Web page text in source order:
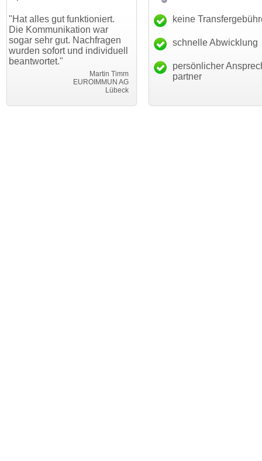
gut funktioniert.
war
gut. Nachfragen
und individuell
EUROIMMUN AG
"Danke für den schnellen
Transfer und guten Service!"
Thomas Schäfer
i can eckert communication GmbH
"Ich
haben.
mein
keine
schnelle Abwicklung
persönlicher
partner